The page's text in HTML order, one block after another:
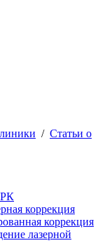
/ Статьи о
коррекция
коррекция
лазерной